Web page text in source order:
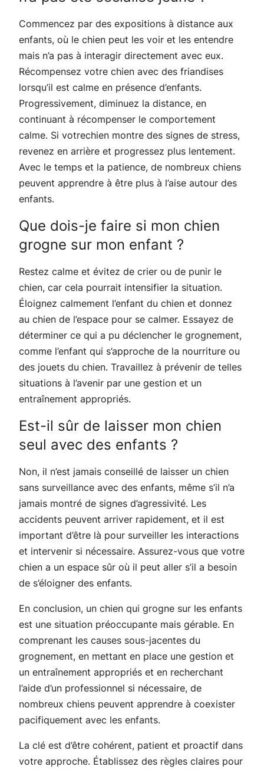
Commencez par des expositions à distance aux
enfants, où le chien peut les voir et les entendre
mais n’a pas à interagir directement avec eux.
Récompensez votre chien avec des friandises
lorsqu’il est calme en présence d’enfants.
Progressivement, diminuez la distance, en
continuant à récompenser le comportement
calme. Si votrechien montre des signes de stress,
revenez en arrière et progressez plus lentement.
Avec le temps et la patience, de nombreux chiens
peuvent apprendre à être plus à l’aise autour des
enfants.
Que dois-je faire si mon chien
grogne sur mon enfant ?
Restez calme et évitez de crier ou de punir le
chien, car cela pourrait intensifier la situation.
Éloignez calmement l’enfant du chien et donnez
au chien de l’espace pour se calmer. Essayez de
déterminer ce qui a pu déclencher le grognement,
comme l’enfant qui s’approche de la nourriture ou
des jouets du chien. Travaillez à prévenir de telles
situations à l’avenir par une gestion et un
entraînement appropriés.
Est-il sûr de laisser mon chien
seul avec des enfants ?
Non, il n’est jamais conseillé de laisser un chien
sans surveillance avec des enfants, même s’il n’a
jamais montré de signes d’agressivité. Les
accidents peuvent arriver rapidement, et il est
important d’être là pour surveiller les interactions
et intervenir si nécessaire. Assurez-vous que votre
chien a un espace sûr où il peut aller s’il a besoin
de s’éloigner des enfants.
En conclusion, un chien qui grogne sur les enfants
est une situation préoccupante mais gérable. En
comprenant les causes sous-jacentes du
grognement, en mettant en place une gestion et
un entraînement appropriés et en recherchant
l’aide d’un professionnel si nécessaire, de
nombreux chiens peuvent apprendre à coexister
pacifiquement avec les enfants.
La clé est d’être cohérent, patient et proactif dans
votre approche. Établissez des règles claires pour